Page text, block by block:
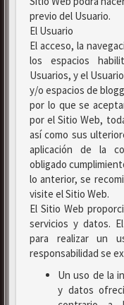
previo del Usuario.
El Usuario
El acceso, la
los espacios
Usuarios, y el
y/o espacios de
por lo que se
por el Sitio Web,
así como sus
aplicación de la
obligado
lo anterior, se
visite el Sitio Web.
El Sitio Web
servicios y datos.
para realizar un
responsabilidad se
Un uso de la
y datos